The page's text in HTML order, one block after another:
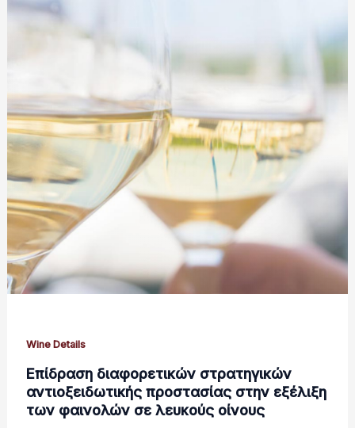
Wine Details
Επίδραση διαφορετικών στρατηγικών
αντιοξειδωτικής προστασίας στην εξέλιξη
των φαινολών σε λευκούς οίνους